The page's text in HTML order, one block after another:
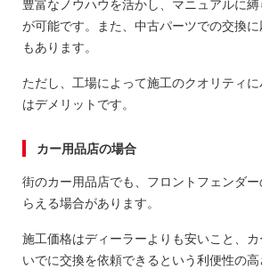
豊富なノウハウを活かし、マニュアルに
が可能です。また、中古パーツでの交換
もあります。
ただし、工場によって施工のクオリティ
はデメリットです。
カー用品店の場合
街のカー用品店でも、フロントフェンダ
らえる場合があります。
施工価格はディーラーよりも安いこと、
いでに交換を依頼できるという利便性の高